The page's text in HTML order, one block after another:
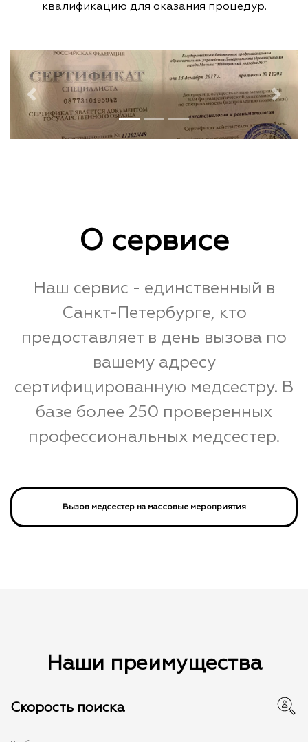
квалификацию для оказания процедур.
Previous Next
О сервисе
Наш сервис - единственный в
Санкт-Петербурге, кто
предоставляет в день вызова по
вашему адресу
сертифицированную медсестру. В
базе более 250 проверенных
профессиональных медсестер.
Вызов медсестер на массовые мероприятия
Наши преимущества
Скорость поиска